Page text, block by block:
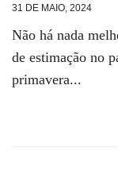
31 DE MAIO, 2024
Não há nada
de estimação no
primavera...